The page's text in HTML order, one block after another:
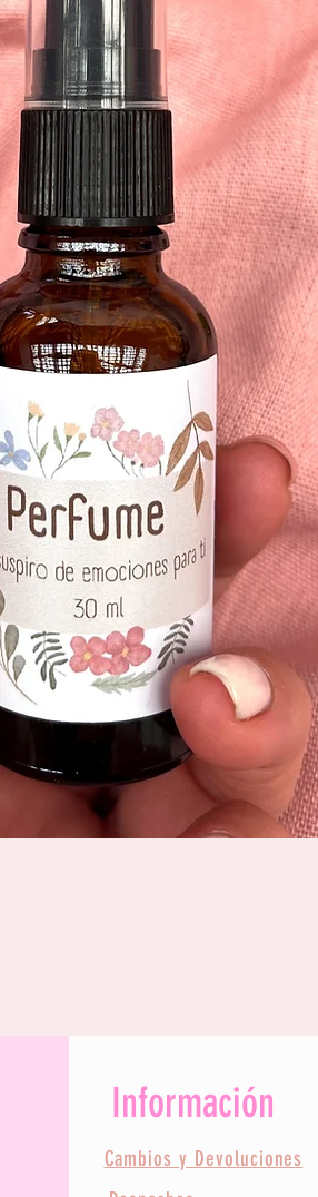
Información
Cambios y Devoluciones